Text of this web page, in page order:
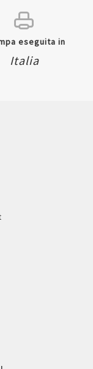
eseguita in
Italia